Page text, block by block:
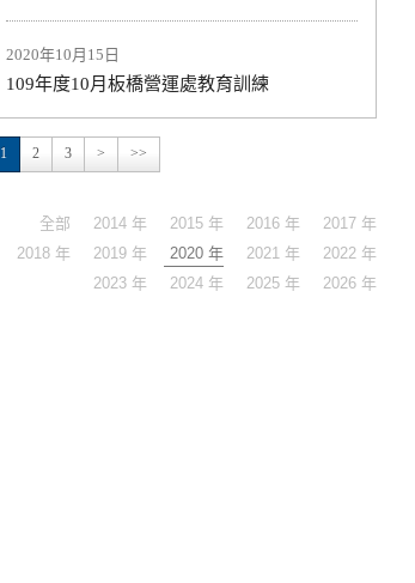
2020年10月15日
109年度10月板橋營運處教育訓練
1 2 3 > >>
全部 2014 年 2015 年 2016 年
2017 年
2018 年
2019 年 2020 年 2021 年
2022 年
2023 年
2024 年 2025 年 2026 年